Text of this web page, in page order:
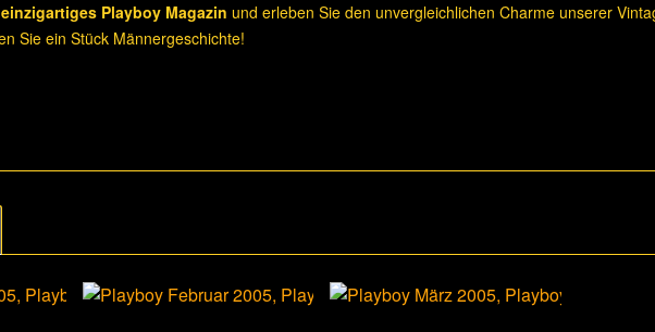
Playboy Magazin und erleben Sie den unvergleichlichen Charme unserer
Sie ein Stück Männergeschichte!